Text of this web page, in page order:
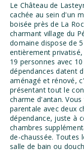
Le Château de
cachée au sein d'un
boisée près de La
charmant village du
domaine dispose de
entièrement
19 personnes avec
dépendances datent
aménagé et rénové,
présentant tout le
charme d'antan.
parentale avec deux
dépendance, juste à
chambres
de-chaussée. Toutes
salle de bain ou